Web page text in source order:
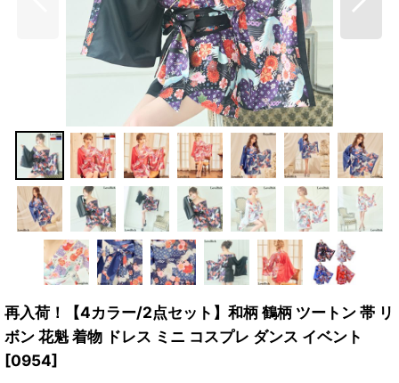
再入荷！【4カラー/2点セット】和柄 鶴柄 ツートン 帯 リ
ボン 花魁 着物 ドレス ミニ コスプレ ダンス イベント
[0954]